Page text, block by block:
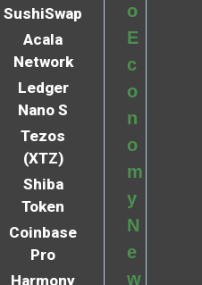
SushiSwap
Acala
Network
Ledger
Nano S
Tezos
(XTZ)
Shiba
Token
Coinbase
Pro
Harmony
o
E
c
o
n
o
m
y
N
e
w